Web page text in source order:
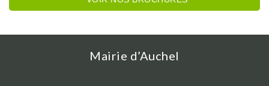
Mairie d’Auchel